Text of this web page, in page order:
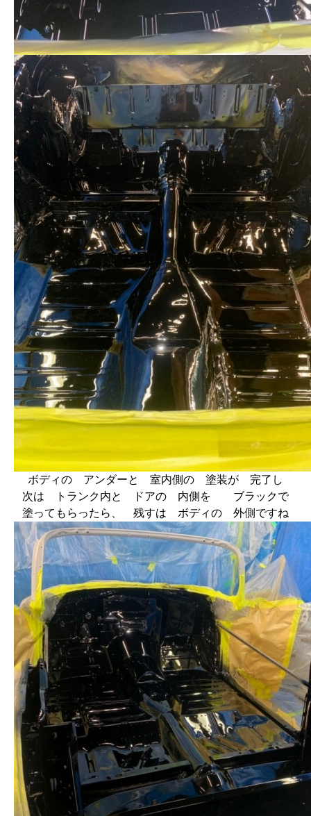
ボディの アンダーと 室内側の 塗装が 完了し
次は トランク内と ドアの 内側を ブラックで
塗ってもらったら、 残すは ボディの 外側ですね